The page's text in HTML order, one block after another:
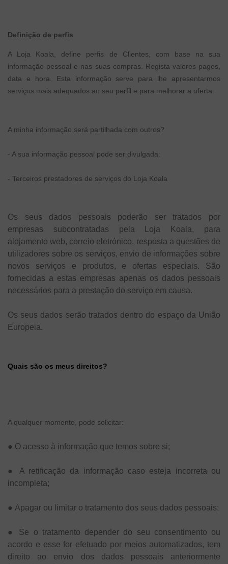
Definição de perfis
A Loja Koala, define perfis de Clientes, com base na sua
informação pessoal e nas suas compras. Regista valores pagos,
data e hora. Esta informação serve para lhe apresentarmos
serviços mais adequados ao seu perfil e para melhorar a oferta.
A minha informação será partilhada com outros?
- A sua informação pessoal pode ser divulgada:
- Terceiros prestadores de serviços do Loja Koala
Os seus dados pessoais poderão ser tratados por
empresas subcontratadas pela Loja Koala, para
alojamento web, correio eletrónico, resposta a questões de
utilizadores sobre os serviços, envio de informações sobre
novos serviços e produtos, e ofertas especiais. São
fornecidas a estas empresas apenas os dados pessoais
necessários para a prestação do serviço em causa.
Os seus dados serão tratados dentro do espaço da União
Europeia.
Quais são os meus direitos?
A qualquer momento, pode solicitar:
● O acesso à informação que temos sobre si;
●
A retificação da informação caso esteja incorreta ou
incompleta;
● Apagar ou limitar o tratamento dos seus dados pessoais;
●
Se o tratamento depender do seu consentimento ou
acordo e esse for efetuado por meios automatizados, tem
direito ao envio dos dados pessoais anteriormente